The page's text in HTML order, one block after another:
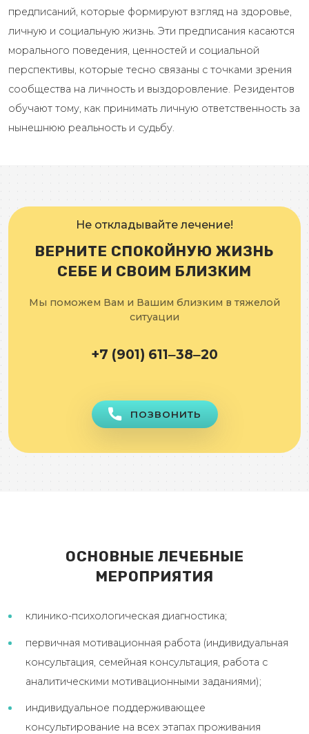
предписаний, которые формируют взгляд на здоровье,
личную и социальную жизнь. Эти предписания касаются
морального поведения, ценностей и социальной
перспективы, которые тесно связаны с точками зрения
сообщества на личность и выздоровление. Резидентов
обучают тому, как принимать личную ответственность за
нынешнюю реальность и судьбу.
Не откладывайте лечение!
ВЕРНИТЕ СПОКОЙНУЮ ЖИЗНЬ
СЕБЕ И СВОИМ БЛИЗКИМ
Мы поможем Вам и Вашим близким в тяжелой
ситуации
+7 (901) 611‒38‒20
ПОЗВОНИТЬ
ОСНОВНЫЕ ЛЕЧЕБНЫЕ
МЕРОПРИЯТИЯ
клинико-психологическая диагностика;
первичная мотивационная работа (индивидуальная
консультация, семейная консультация, работа с
аналитическими мотивационными заданиями);
индивидуальное поддерживающее
консультирование на всех этапах проживания